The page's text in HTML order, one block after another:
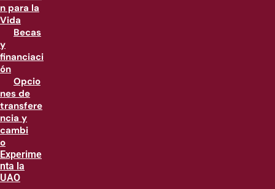
n para la
Vida
Becas
y
financiaci
ón
Opcio
nes de
transfere
ncia y
cambi
o
Experime
nta la
UAO